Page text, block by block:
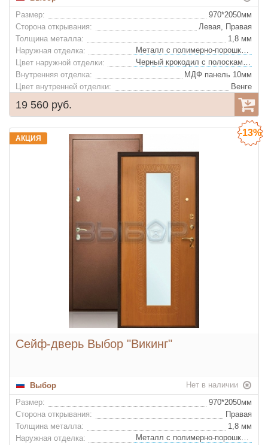
Размер:
970*2050мм
Сторона открывания:
Левая, Правая
Толщина металла:
1,8 мм
Наружная отделка:
Металл с полимерно-порошковым покрытием
Цвет наружной отделки:
Черный крокодил с полосками Серый крокодил
Внутренняя отделка:
МДФ панель 10мм
Цвет внутренней отделки:
Венге
Декор внутренней отделки:
Фрезеровка, вертикальные полосы Алюминий
Утеплитель:
Базальтовая плита "IZOL LIGHT"
Хром
Ночная задвижка:
Да
Глазок:
Да
19 560 руб.
АКЦИЯ
-13%
Сейф-дверь Выбор "Викинг"
Выбор
Нет в наличии
Размер:
970*2050мм
Сторона открывания:
Правая
Толщина металла:
1,8 мм
Наружная отделка:
Металл с полимерно-порошковым покрытием